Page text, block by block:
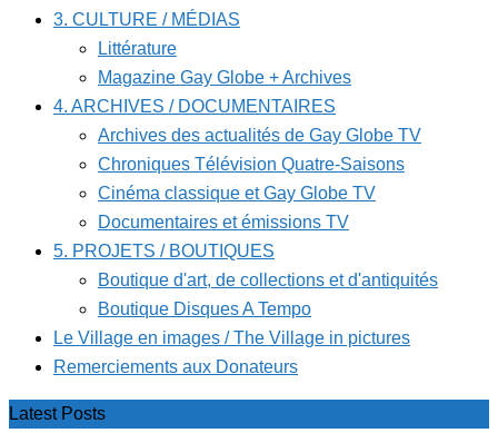
3. CULTURE / MÉDIAS
Littérature
Magazine Gay Globe + Archives
4. ARCHIVES / DOCUMENTAIRES
Archives des actualités de Gay Globe TV
Chroniques Télévision Quatre-Saisons
Cinéma classique et Gay Globe TV
Documentaires et émissions TV
5. PROJETS / BOUTIQUES
Boutique d'art, de collections et d'antiquités
Boutique Disques A Tempo
Le Village en images / The Village in pictures
Remerciements aux Donateurs
Latest Posts